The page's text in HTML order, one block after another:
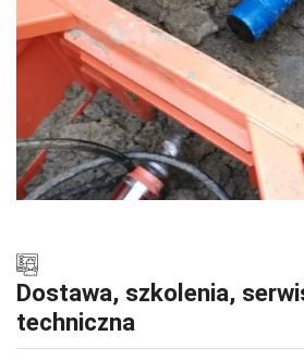
Dostawa, szkolenia,
techniczna